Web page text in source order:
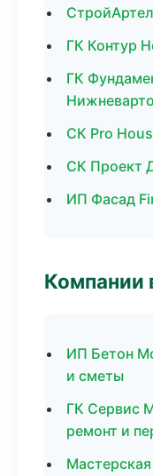
ГК Контур
ГК
СК Pro
СК Проект
ИП Фасад
Компании
ИП Бетон
и сметы
ГК Сервис
ремонт и